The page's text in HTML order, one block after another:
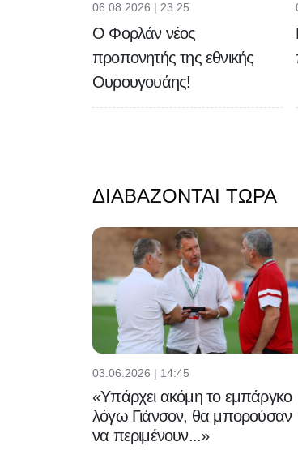
06.08.2026 | 23:25
Ο Φορλάν νέος
προπονητής της εθνικής
Ουρουγουάης!
ΔΙΑΒΆΖΟΝΤΑΙ ΤΏΡΑ
03.06.2026 | 14:45
«Υπάρχει ακόμη το εμπάργκο
λόγω Γιάνσον, θα μπορούσαν
να περιμένουν...»